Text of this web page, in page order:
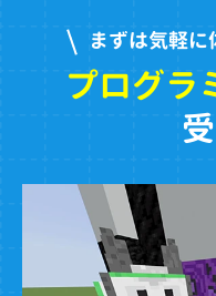
まずは気軽
プログラ